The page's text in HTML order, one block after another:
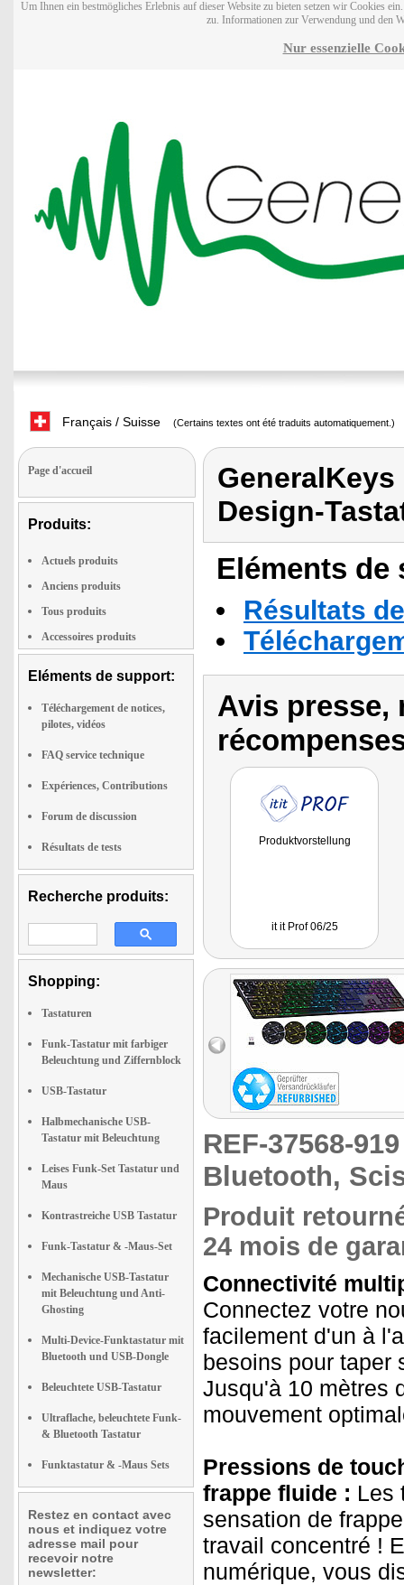
Um Ihnen ein bestmögliches Erlebnis auf dieser Website zu bieten setzen wir Cookies
zu. Informationen zur Verwendung und den
Nur essenzielle
Français / Suisse (Certains textes ont été traduits automatiquement.)
Page d'accueil
Produits:
Actuels produits
Anciens produits
Tous produits
Accessoires produits
Eléments de support:
Téléchargement de notices,
pilotes, vidéos
FAQ service technique
Expériences, Contributions
Forum de discussion
Résultats de tests
Recherche produits:
Shopping:
Tastaturen
Funk-Tastatur mit farbiger
Beleuchtung und Ziffernblock
USB-Tastatur
Halbmechanische USB-
Tastatur mit Beleuchtung
Leises Funk-Set Tastatur und
Maus
Kontrastreiche USB Tastatur
Funk-Tastatur & -Maus-Set
Mechanische USB-Tastatur
mit Beleuchtung und Anti-
Ghosting
Multi-Device-Funktastatur mit
Bluetooth und USB-Dongle
Beleuchtete USB-Tastatur
Ultraflache, beleuchtete Funk-
& Bluetooth Tastatur
Funktastatur & -Maus Sets
Restez en contact avec
nous et indiquez votre
adresse mail pour
recevoir notre
newsletter:
Design-
Eléments
Résultats
Avis presse,
Produktvorstellung
it it Prof 06/25
REF-37568-
Bluetooth,
Produit
24 mois de
Connectivité
Connectez votre
facilement d'un à
besoins pour taper
Jusqu'à 10 mètres
mouvement
Pressions de
frappe fluide : Les
sensation de
travail concentré !
numérique, vous